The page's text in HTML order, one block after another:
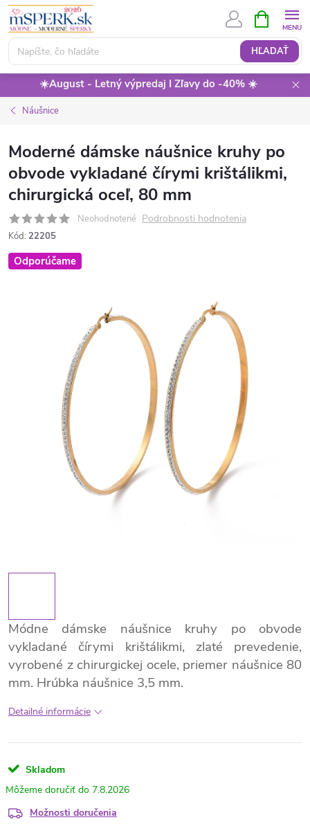
Prejsť
obsah
HĽADAŤ
KOŠÍK
☀️August - Letný výpredaj I Zľavy do -40% ☀️
Náušnice
Moderné dámske náušnice kruhy po
obvode vykladané čírymi krištálikmi,
chirurgická oceľ, 80 mm
Neohodnotené Podrobnosti hodnotenia
Kód: 22205
Odporúčame
Módne dámske náušnice kruhy po obvode
vykladané čírymi krištálikmi, zlaté prevedenie,
vyrobené z chirurgickej ocele, priemer náušnice 80
mm. Hrúbka náušnice 3,5 mm.
Detailné informácie
Skladom
7.8.2026
Možnosti doručenia